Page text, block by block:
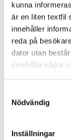
kunna
är en liten textfil
innehåller
reda på
dator utan
innehålla något
Den ena typen
dessa används
som besökare
kunna erbjuda
Nödvändig
Inställningar
I lager 12 st
-